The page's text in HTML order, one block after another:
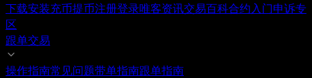
下载安装充币提币注册登录唯客资讯交易百科合约入门申诉专
区
跟单交易
操作指南常见问题带单指南跟单指南